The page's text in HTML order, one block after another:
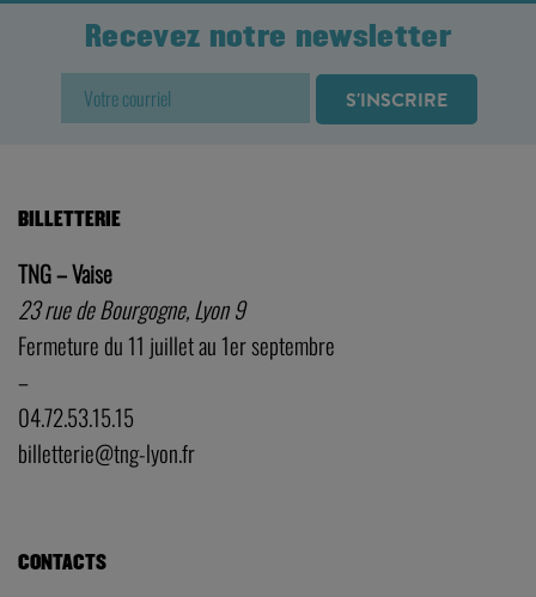
Recevez notre newsletter
BILLETTERIE
TNG – Vaise
23 rue de Bourgogne, Lyon 9
Fermeture du 11 juillet au 1er septembre
–
04.72.53.15.15
billetterie@tng-lyon.fr
CONTACTS